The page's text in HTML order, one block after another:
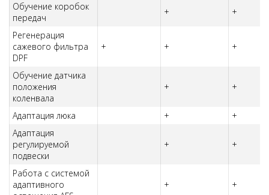
Обучение коробок
передач
+ +
Регенерация
сажевого фильтра
DPF
+ + +
Обучение датчика
положения
коленвала
+ +
Адаптация люка +
+
Адаптация
регулируемой
подвески
+ +
Работа с системой
адаптивного
+ +